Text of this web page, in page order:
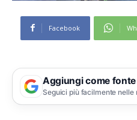
Facebook
Aggiungi come
Seguici più facilmente nelle